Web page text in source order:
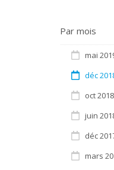
Par mois
mai
déc
oct 2018
juin
déc
mars